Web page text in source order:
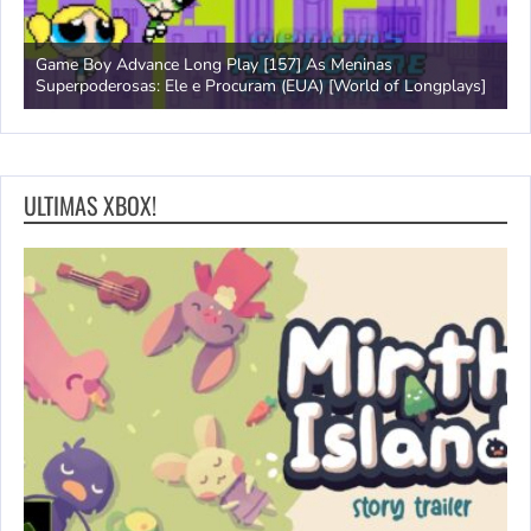
Game Boy Advance Long Play [157] As Meninas
Superpoderosas: Ele e Procuram (EUA) [World of Longplays]
ULTIMAS XBOX!